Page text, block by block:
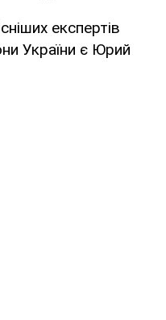
експертів
України є Юрий